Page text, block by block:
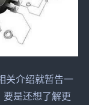
关介绍就暂告一
是还想了解更